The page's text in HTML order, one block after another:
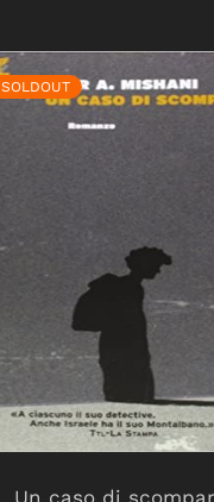
SOLDOUT
Un caso di